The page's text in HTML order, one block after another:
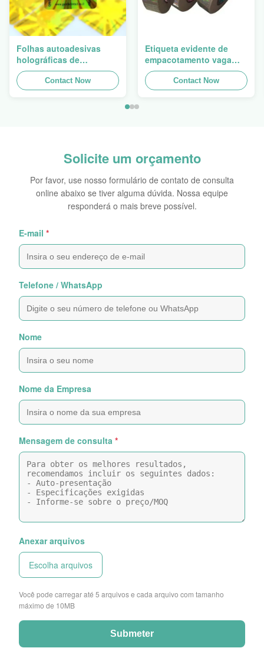
Folhas autoadesivas
holográficas de
empacotamento
redondas imprimíveis da
etiqueta original do
Contact Now
Etiqueta evidente de
empacotamento vaga
Logo Laser do
holograma da calcadeira
da etiqueta da segurança
Contact Now
Solicite um orçamento
Por favor, use nosso formulário de contato de consulta
online abaixo se tiver alguma dúvida. Nossa equipe
responderá o mais breve possível.
E-mail *
Telefone / WhatsApp
Nome
Nome da Empresa
Mensagem de consulta *
Anexar arquivos
Escolha arquivos
Você pode carregar até 5 arquivos e cada arquivo com tamanho
máximo de 10MB
Submeter